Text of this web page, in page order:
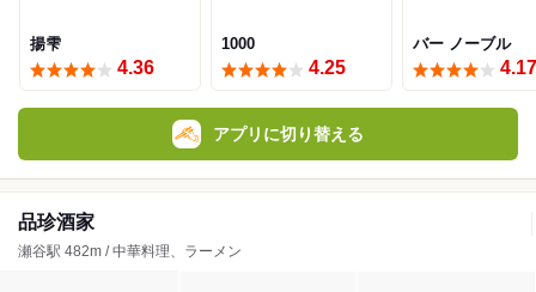
揚雫
4.36
1000
4.25
バー ノーブル
4.17
アプリに切り替える
品珍酒家
瀬谷駅 482m / 中華料理、ラーメン